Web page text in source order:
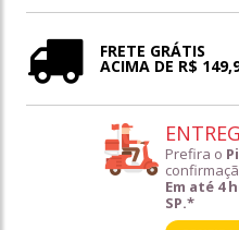
FRETE GRÁTIS
ACIMA DE R$
Prefira o
Em até 4
SP.*